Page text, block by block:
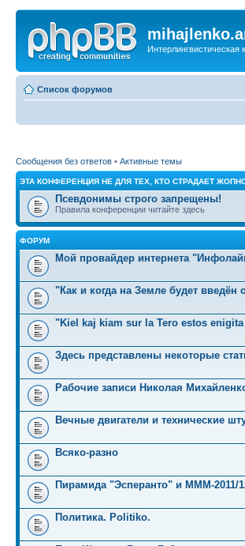
Список форумов
Сообщения без ответов • Активные темы
ЭТА КОНФЕРЕНЦИЯ НЕ ДЛЯ ТЕХ, КТО СТРАДАЕТ
Псевдонимы строго запрещены!
Правила конференции читайте здесь
ФОРУМ
Мой провайдер интернета
"Как и когда на Земле будет
"Kiel kaj kiam sur la Tero estos
Здесь представлены некоторые
Рабочие записи Николая
Вечные двигатели и технические
Всяко-разно
Пирамида "Эсперанто" и MMM-2011/
Политика. Politiko.